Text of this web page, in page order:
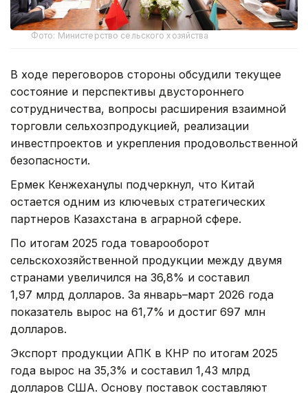
Фото: Министерство сельского хозяйства
В ходе переговоров стороны обсудили текущее
состояние и перспективы двустороннего
сотрудничества, вопросы расширения взаимной
торговли сельхозпродукцией, реализации
инвестпроектов и укрепления продовольственной
безопасности.
Ермек Кенжеханұлы подчеркнул, что Китай
остается одним из ключевых стратегических
партнеров Казахстана в аграрной сфере.
По итогам 2025 года товарооборот
сельскохозяйственной продукции между двумя
странами увеличился на 36,8% и составил
1,97 млрд долларов. За январь–март 2026 года
показатель вырос на 61,7% и достиг 697 млн
долларов.
Экспорт продукции АПК в КНР по итогам 2025
года вырос на 35,3% и составил 1,43 млрд
долларов США. Основу поставок составляют